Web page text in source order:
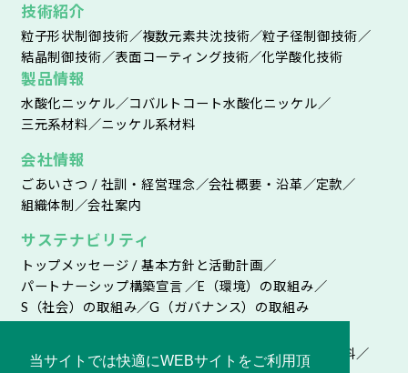
当サイトでは快適にWEBサイトをご利用頂
技術紹介
粒子形状制御技術 複数元素共沈技術
粒子径制御技術
結晶制御技術
表面コーティング技術 化学酸化技術
製品情報
水酸化ニッケル
コバルトコート水酸化ニッケル
三元系材料
ニッケル系材料
会社情報
ごあいさつ / 社訓・経営理念 会社概要・沿革
定款
組織体制
会社案内
サステナビリティ
トップメッセージ / 基本方針と活動計画
パートナーシップ構築宣言
E（環境）の取組み
S（社会）の取組み
G（ガバナンス）の取組み
ニュースリリース IRライブラリー
株主総会関連資料